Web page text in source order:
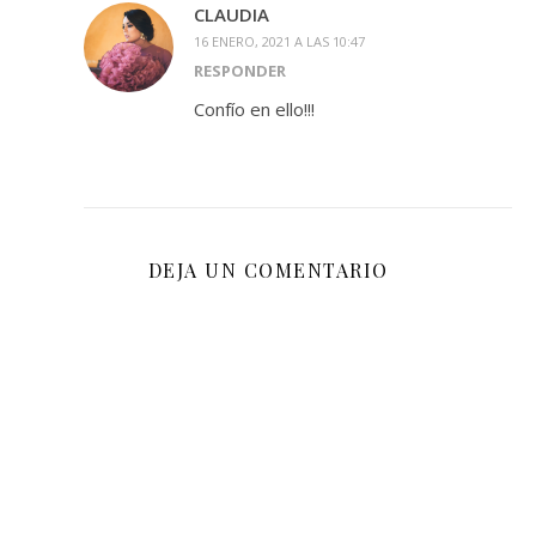
CLAUDIA
16 ENERO, 2021 A LAS 10:47
RESPONDER
Confío en ello!!!
DEJA UN COMENTARIO